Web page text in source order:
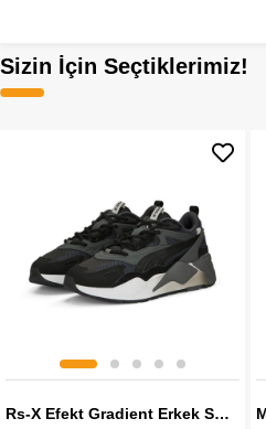
Sizin İçin Seçtiklerimiz!
Rs-X Efekt Gradient Erkek Sneaker